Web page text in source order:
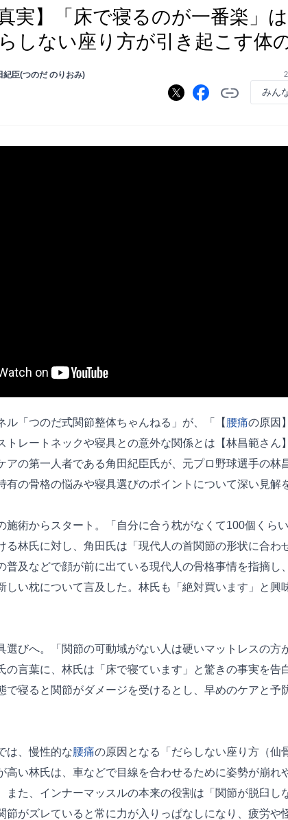
実】「床で寝るのが一番楽」
しない座り方が引き起こす体
紀臣(つのだ のりおみ)
みん
ル「つのだ式関節整体ちゃんねる」が、「【 腰痛の原因
トレートネックや寝具との意外な関係とは【林昌範さん
アの第一人者である角田紀臣氏が、元プロ野球選手の林
有の骨格の悩みや寝具選びのポイントについて深い見解
施術からスタート。「自分に合う枕がなくて100個くらい
る林氏に対し、角田氏は「現代人の首関節の形状に合わ
普及などで顔が前に出ている現代人の骨格事情を指摘し
しい枕について言及した。林氏も「絶対買います」と興
選びへ。「関節の可動域がない人は硬いマットレスの方
の言葉に、林氏は「床で寝ています」と驚きの事実を告
で寝ると関節がダメージを受けるとし、早めのケアと予
は、慢性的な腰痛の原因となる「だらしない座り方（仙
高い林氏は、車などで目線を合わせるために姿勢が崩れ
また、インナーマッスルの本来の役割は「関節が脱臼し
節がズレていると常に力が入りっぱなしになり、疲労や